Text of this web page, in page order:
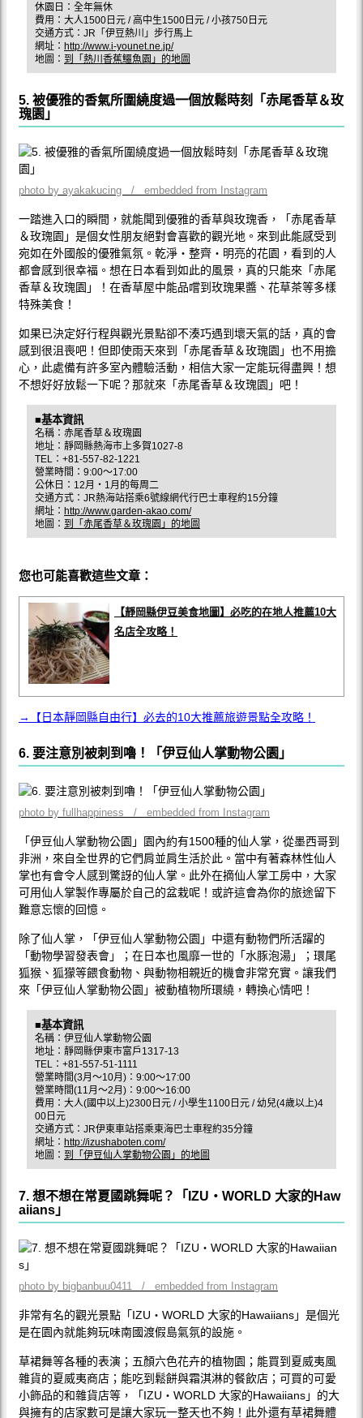
休園日：全年無休
費用：大人1500日元 / 高中生1500日元 / 小孩750日元
交通方式：JR「伊豆熱川」步行馬上
網址： http://www.i-younet.ne.jp/
地圖： 到「熱川香蕉鱷魚園」的地圖
5. 被優雅的香氣所圍繞度過一個放鬆時刻「赤尾香草＆玫
瑰園」
photo by ayakakucing / embedded from Instagram
一踏進入口的瞬間，就能聞到優雅的香草與玫瑰香，「赤尾香草
＆玫瑰園」是個女性朋友絕對會喜歡的觀光地。來到此能感受到
宛如在外國般的優雅氣氛。乾淨‧整齊‧明亮的花園，看到的人
都會感到很幸福。想在日本看到如此的風景，真的只能來「赤尾
香草＆玫瑰園」！在香草屋中能品嚐到玫瑰果醬、花草茶等多樣
特殊美食！
如果已決定好行程與觀光景點卻不湊巧遇到壞天氣的話，真的會
感到很沮喪吧！但即使雨天來到「赤尾香草＆玫瑰園」也不用擔
心，此處備有許多室內體驗活動，相信大家一定能玩得盡興！想
不想好好放鬆一下呢？那就來「赤尾香草＆玫瑰園」吧！
■基本資訊
名稱：赤尾香草＆玫瑰園
地址：靜岡縣熱海市上多賀1027-8
TEL：+81-557-82-1221
營業時間：9:00〜17:00
公休日：12月‧1月的每周二
交通方式：JR熱海站搭乘6號線網代行巴士車程約15分鐘
網址： http://www.garden-akao.com/
地圖： 到「赤尾香草＆玫瑰園」的地圖
您也可能喜歡這些文章：
【靜岡縣伊豆美食地圖】必吃的在地人推薦10大
名店全攻略！
→【日本靜岡縣自由行】必去的10大推薦旅遊景點全攻略！
6. 要注意別被刺到嚕！「伊豆仙人掌動物公園」
photo by fullhappiness / embedded from Instagram
「伊豆仙人掌動物公園」園內約有1500種的仙人掌，從墨西哥到
非洲，來自全世界的它們肩並肩生活於此。當中有著森林性仙人
掌也有會令人感到驚訝的仙人掌。此外在摘仙人掌工房中，大家
可用仙人掌製作專屬於自己的盆栽呢！或許這會為你的旅途留下
難意忘懷的回憶。
除了仙人掌，「伊豆仙人掌動物公園」中還有動物們所活躍的
「動物學習發表會」；在日本也風靡一世的「水豚泡湯」；環尾
狐猴、狐獴等餵食動物、與動物相親近的機會非常充實。讓我們
來「伊豆仙人掌動物公園」被動植物所環繞，轉換心情吧！
■基本資訊
名稱：伊豆仙人掌動物公園
地址：靜岡縣伊東市富戶1317-13
TEL：+81-557-51-1111
營業時間(3月〜10月)：9:00〜17:00
營業時間(11月〜2月)：9:00〜16:00
費用：大人(國中以上)2300日元 / 小學生1100日元 / 幼兒(4歲以上)4
00日元
交通方式：JR伊東車站搭乘東海巴士車程約35分鐘
網址： http://izushaboten.com/
地圖： 到「伊豆仙人掌動物公園」的地圖
7. 想不想在常夏國跳舞呢？「IZU‧WORLD 大家的Haw
aiians」
photo by bigbanbuu0411 / embedded from Instagram
非常有名的觀光景點「IZU‧WORLD 大家的Hawaiians」是個光
是在園內就能夠玩味南國渡假島氣氛的設施。
草裙舞等各種的表演；五顏六色花卉的植物園；能買到夏威夷風
雜貨的夏威夷商店；能吃到鬆餅與霜淇淋的餐飲店；可買的可愛
小飾品的和雜貨店等，「IZU‧WORLD 大家的Hawaiians」的大
與擁有的店家數可是讓大家玩一整天也不夠！此外還有草裙舞體